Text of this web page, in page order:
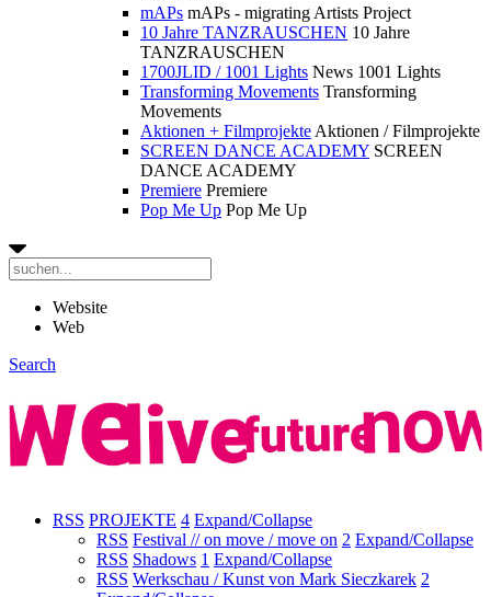
mAPs mAPs - migrating Artists Project
10 Jahre TANZRAUSCHEN 10 Jahre
TANZRAUSCHEN
1700JLID / 1001 Lights News 1001 Lights
Transforming Movements Transforming
Movements
Aktionen + Filmprojekte Aktionen / Filmprojekte
SCREEN DANCE ACADEMY SCREEN
DANCE ACADEMY
Premiere Premiere
Pop Me Up Pop Me Up
Website
Web
Search
RSS PROJEKTE 4 Expand/Collapse
RSS Festival // on move / move on 2 Expand/Collapse
RSS Shadows 1 Expand/Collapse
RSS Werkschau / Kunst von Mark Sieczkarek 2